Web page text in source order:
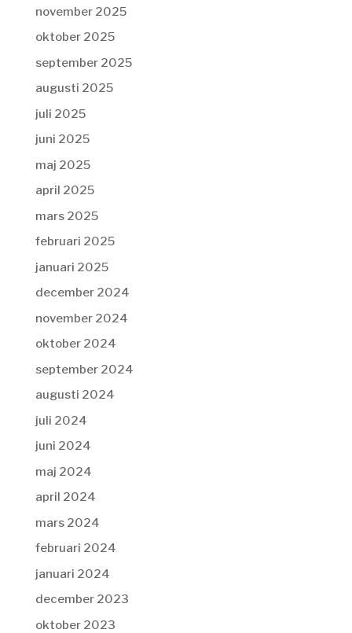
november 2025
oktober 2025
september 2025
augusti 2025
juli 2025
juni 2025
maj 2025
april 2025
mars 2025
februari 2025
januari 2025
december 2024
november 2024
oktober 2024
september 2024
augusti 2024
juli 2024
juni 2024
maj 2024
april 2024
mars 2024
februari 2024
januari 2024
december 2023
oktober 2023